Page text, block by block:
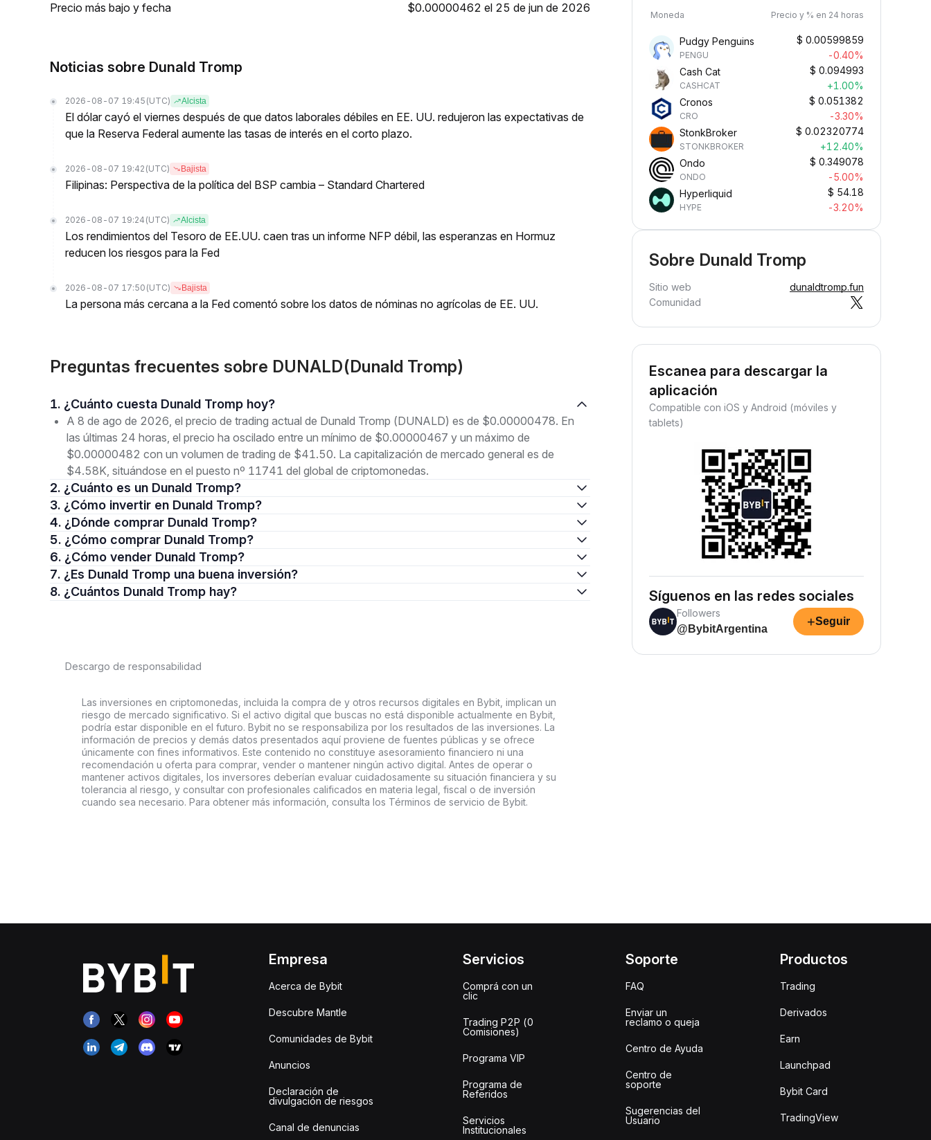
Precio más bajo y fecha
$0.00000462 el 25 de jun de 2026
Noticias sobre Dunald Tromp
2026-08-07 19:45 (UTC) Alcista
El dólar cayó el viernes después de que datos laborales débiles en EE. UU. redujeron las expectativas de
que la Reserva Federal aumente las tasas de interés en el corto plazo.
2026-08-07 19:42 (UTC) Bajista
Filipinas: Perspectiva de la política del BSP cambia – Standard Chartered
2026-08-07 19:24 (UTC) Alcista
Los rendimientos del Tesoro de EE.UU. caen tras un informe NFP débil, las esperanzas en Hormuz
reducen los riesgos para la Fed
2026-08-07 17:50 (UTC) Bajista
La persona más cercana a la Fed comentó sobre los datos de nóminas no agrícolas de EE. UU.
Preguntas frecuentes sobre DUNALD(Dunald Tromp)
1. ¿Cuánto cuesta Dunald Tromp hoy?
A 8 de ago de 2026, el precio de trading actual de Dunald Tromp (DUNALD) es de $0.00000478. En
las últimas 24 horas, el precio ha oscilado entre un mínimo de $0.00000467 y un máximo de
$0.00000482 con un volumen de trading de $41.50. La capitalización de mercado general es de
$4.58K, situándose en el puesto nº 11741 del global de criptomonedas.
2. ¿Cuánto es un Dunald Tromp?
3. ¿Cómo invertir en Dunald Tromp?
4. ¿Dónde comprar Dunald Tromp?
5. ¿Cómo comprar Dunald Tromp?
6. ¿Cómo vender Dunald Tromp?
7. ¿Es Dunald Tromp una buena inversión?
8. ¿Cuántos Dunald Tromp hay?
Descargo de responsabilidad
Las inversiones en criptomonedas, incluida la compra de y otros recursos digitales en Bybit, implican un
riesgo de mercado significativo. Si el activo digital que buscas no está disponible actualmente en Bybit,
podría estar disponible en el futuro. Bybit no se responsabiliza por los resultados de las inversiones. La
información de precios y demás datos presentados aquí proviene de fuentes públicas y se ofrece
únicamente con fines informativos. Este contenido no constituye asesoramiento financiero ni una
recomendación u oferta para comprar, vender o mantener ningún activo digital. Antes de operar o
mantener activos digitales, los inversores deberían evaluar cuidadosamente su situación financiera y su
tolerancia al riesgo, y consultar con profesionales calificados en materia legal, fiscal o de inversión
cuando sea necesario. Para obtener más información, consulta los Términos de servicio de Bybit.
Moneda Precio y % en 24 horas
Pudgy Penguins
PENGU
$ 0.00599859
-0.40%
Cash Cat
CASHCAT
$ 0.094993
+1.00%
Cronos
CRO
$ 0.051382
-3.30%
StonkBroker
STONKBROKER
$ 0.02320774
+12.40%
Ondo
ONDO
$ 0.349078
-5.00%
Hyperliquid
HYPE
$ 54.18
-3.20%
Sobre Dunald Tromp
Sitio web
dunaldtromp.fun
Comunidad
Escanea para descargar la
aplicación
Compatible con iOS y Android (móviles y
tablets)
Síguenos en las redes sociales
Followers
@BybitArgentina
+Seguir
Empresa
Acerca de Bybit
Descubre Mantle
Comunidades de Bybit
Anuncios
Declaración de
divulgación de riesgos
Canal de denuncias
Servicios
Comprá con un
clic
Trading P2P (0
Comisiones)
Programa VIP
Programa de
Referidos
Servicios
Institucionales
Soporte
FAQ
Enviar un
reclamo o queja
Centro de Ayuda
Centro de
soporte
Sugerencias del
Usuario
Productos
Trading
Derivados
Earn
Launchpad
Bybit Card
TradingView